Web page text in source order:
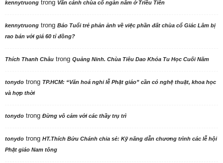
kennytruong trong Vãn cảnh chùa cổ ngàn năm ở Triều Tiên
kennytruong trong Báo Tuổi trẻ phản ảnh về việc phần đất chùa cổ Giác Lâm bị
rao bán với giá 60 tỉ đồng?
Thích Thanh Châu trong Quảng Ninh. Chùa Tiêu Dao Khóa Tu Học Cuối Năm
tonydo trong TP.HCM: “Văn hoá nghi lễ Phật giáo” cần có nghệ thuật, khoa học
và hợp thời
tonydo trong Đừng vô cảm với các thầy trụ trì
tonydo trong HT.Thích Bửu Chánh chia sẻ: Kỹ năng dẫn chương trình các lễ hội
Phật giáo Nam tông